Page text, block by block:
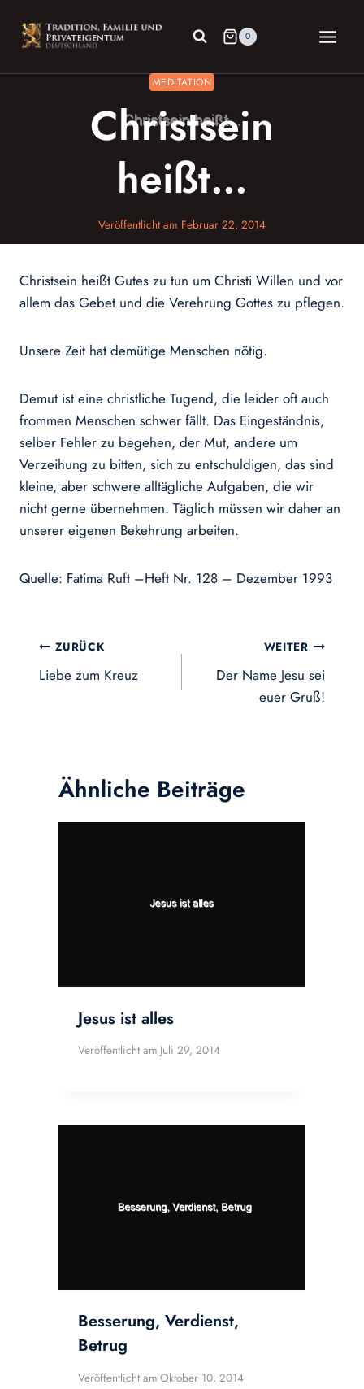
Inhalt
springen
0
MEDITATION
Christsein
heißt…
Veröffentlicht am Februar 22, 2014
Christsein heißt Gutes zu tun um Christi Willen und vor
allem das Gebet und die Verehrung Gottes zu pflegen.
Unsere Zeit hat demütige Menschen nötig.
Demut ist eine christliche Tugend, die leider oft auch
frommen Menschen schwer fällt. Das Eingeständnis,
selber Fehler zu begehen, der Mut, andere um
Verzeihung zu bitten, sich zu entschuldigen, das sind
kleine, aber schwere alltägliche Aufgaben, die wir
nicht gerne übernehmen. Täglich müssen wir daher an
unserer eigenen Bekehrung arbeiten.
Quelle: Fatima Ruft –Heft Nr. 128 – Dezember 1993
Beitragsnavigation
ZURÜCK
Liebe zum Kreuz
WEITER
Der Name Jesu sei
euer Gruß!
Ähnliche Beiträge
Jesus ist alles
Veröffentlicht am Juli 29, 2014
Besserung, Verdienst,
Betrug
Veröffentlicht am Oktober 10, 2014